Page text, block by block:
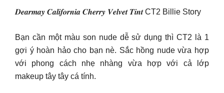
𝑫𝒆𝒂𝒓𝒎𝒂𝒚 𝑪𝒂𝒍𝒊𝒇𝒐𝒓𝒏𝒊𝒂 𝑪𝒉𝒆𝒓𝒓𝒚 𝑽𝒆𝒍𝒗𝒆𝒕 𝑻𝒊𝒏𝒕 CT2 Billie Story
Bạn cần một màu son nude dễ sử dụng thì CT2 là 1
gợi ý hoàn hảo cho bạn nè. Sắc hồng nude vừa hợp
với phong cách nhẹ nhàng vừa hợp với cả lớp
makeup tây tây cá tính.